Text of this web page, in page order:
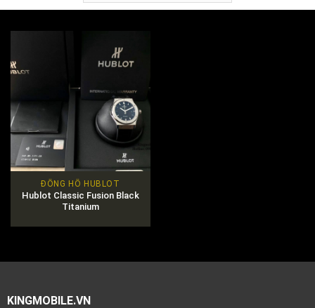
ĐỒNG HỒ HUBLOT
Hublot Classic Fusion Black
Titanium
KINGMOBILE.VN